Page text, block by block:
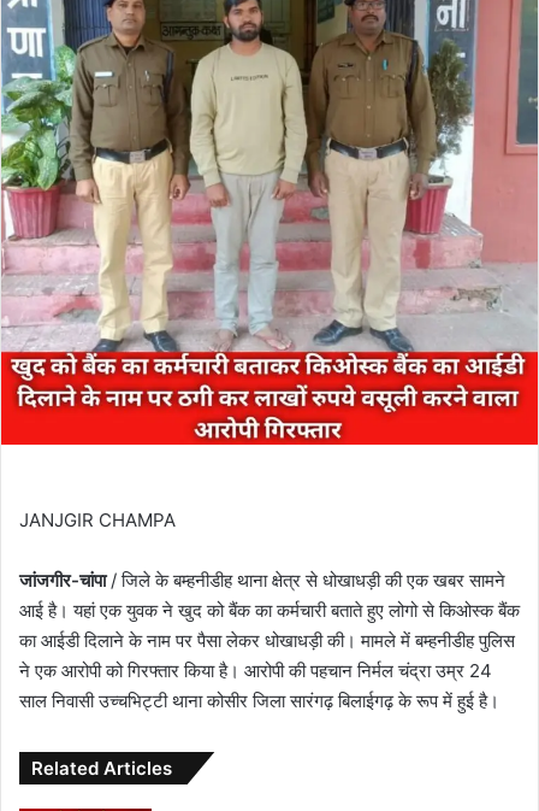
JANJGIR CHAMPA
जांजगीर-चांपा/ जिले के बम्हनीडीह थाना क्षेत्र से धोखाधड़ी की एक खबर सामने
आई है। यहां एक युवक ने खुद को बैंक का कर्मचारी बताते हुए लोगो से किओस्क बैंक
का आईडी दिलाने के नाम पर पैसा लेकर धोखाधड़ी की। मामले में बम्हनीडीह पुलिस
ने एक आरोपी को गिरफ्तार किया है। आरोपी की पहचान निर्मल चंद्रा उम्र 24
साल निवासी उच्चभिट्टी थाना कोसीर जिला सारंगढ़ बिलाईगढ़ के रूप में हुई है।
Related Articles